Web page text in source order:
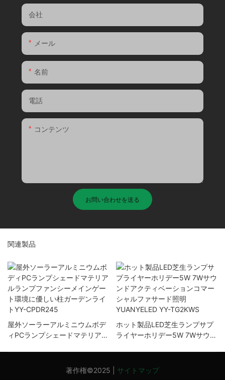
会社
メール
名前
電話
コンテンツ
お問い合わせを送る
関連製品
屋外ソーラーアルミニウムボデ
ィPCランプシェードマテリアル
ホット製品LED芝生ランプサプ
ライヤーホリデー5W 7Wサウン
YUANYELED YY-TG2KWS
著作権©2025 | サイトマップ